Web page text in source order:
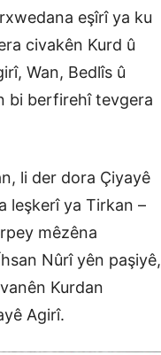
eşîrî ya ku
civakên Kurd û
Wan, Bedlîs û
bi berfirehî tevgera
li der dora Çiyayê
leşkerî ya Tirkan –
mêzêna
Nûrî yên paşiyê,
Kurdan
Agirî.